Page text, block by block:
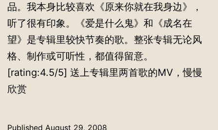
品。我本身比较喜欢《原来你就在我身边》，
听了很有印象。《爱是什么鬼》和《成名在
望》是专辑里较快节奏的歌。整张专辑无论风
格、制作或可听性，都值得留意。
[rating:4.5/5] 送上专辑里两首歌的MV，慢慢
欣赏
Published August 29, 2008